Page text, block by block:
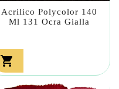
Acrilico Polycolor 140
Ml 131 Ocra Gialla
